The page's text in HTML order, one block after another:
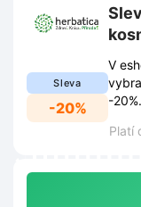
Sleva
-20%
V
-
Platí